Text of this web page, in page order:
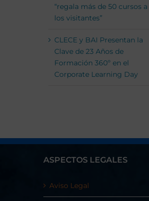
“regala más de 50 cursos a
los visitantes”
CLECE y BAI Presentan la
Clave de 23 Años de
Formación 360º en el
Corporate Learning Day
ASPECTOS LEGALES
Aviso Legal